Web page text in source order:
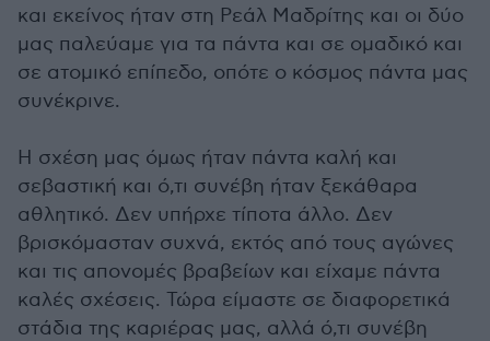
και εκείνος ήταν στη Ρεάλ Μαδρίτης και οι δύο
μας παλεύαμε για τα πάντα και σε ομαδικό και
σε ατομικό επίπεδο, οπότε ο κόσμος πάντα μας
συνέκρινε.
Η σχέση μας όμως ήταν πάντα καλή και
σεβαστική και ό,τι συνέβη ήταν ξεκάθαρα
αθλητικό. Δεν υπήρχε τίποτα άλλο. Δεν
βρισκόμασταν συχνά, εκτός από τους αγώνες
και τις απονομές βραβείων και είχαμε πάντα
καλές σχέσεις. Τώρα είμαστε σε διαφορετικά
στάδια της καριέρας μας, αλλά ό,τι συνέβη